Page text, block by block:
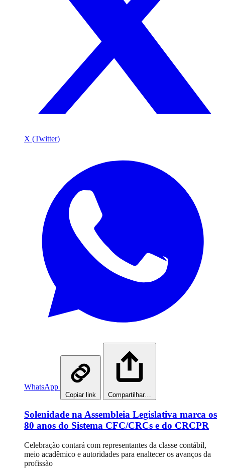
X (Twitter)
WhatsApp
Copiar link Compartilhar…
Solenidade na Assembleia Legislativa marca os
80 anos do Sistema CFC/CRCs e do CRCPR
Celebração contará com representantes da classe contábil,
meio acadêmico e autoridades para enaltecer os avanços da
profissão